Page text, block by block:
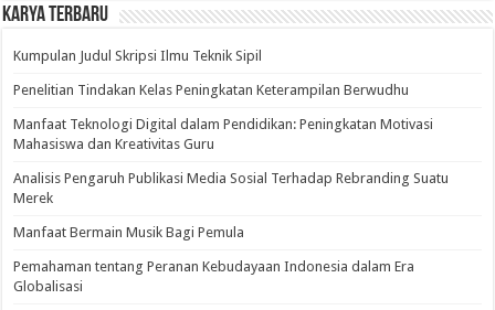
Karya Terbaru
Kumpulan Judul Skripsi Ilmu Teknik Sipil
Penelitian Tindakan Kelas Peningkatan Keterampilan Berwudhu
Manfaat Teknologi Digital dalam Pendidikan: Peningkatan Motivasi
Mahasiswa dan Kreativitas Guru
Analisis Pengaruh Publikasi Media Sosial Terhadap Rebranding Suatu
Merek
Manfaat Bermain Musik Bagi Pemula
Pemahaman tentang Peranan Kebudayaan Indonesia dalam Era
Globalisasi